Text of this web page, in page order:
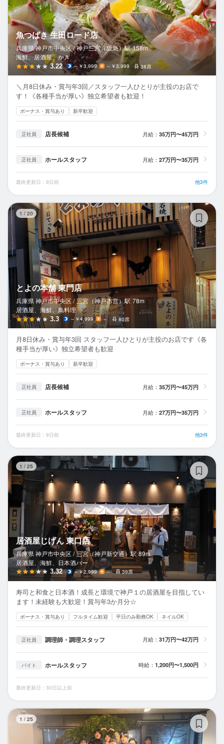
魚つばき 生田ロード店
兵庫県 神戸市中央区 / 神戸三宮（阪急）駅 158m
海鮮、居酒屋、かき
3.22 ～￥3,999 ～￥3,999 38席
＼月8日休み・賞与年3回／スタッフ一人ひとりが主役のお店で
す！《各種手当が厚い》独立希望者も歓迎！
ボーナス・賞与あり 新卒歓迎
正社員 店長候補 月給： 35万円〜45万円
正社員 ホールスタッフ 月給： 27万円〜35万円
最終更新日：9日前 他3件
1 / 20
とよの本舗 東門店
兵庫県 神戸市中央区 / 三宮（神戸市営）駅 78m
居酒屋、海鮮、鳥料理
3.3 ～￥4,999 － 80席
月8日休み・賞与年3回 スタッフ一人ひとりが主役のお店です《各
種手当が厚い》独立希望者も歓迎
ボーナス・賞与あり 新卒歓迎
正社員 店長候補 月給： 35万円〜45万円
正社員 ホールスタッフ 月給： 27万円〜35万円
最終更新日：9日前 他3件
1 / 25
居酒屋じげん 東口店
兵庫県 神戸市中央区 / 三宮（神戸新交通）駅 89m
居酒屋、海鮮、日本酒バー
3.32 ～￥2,999 － 39席
寿司と和食と日本酒！成長と環境で神戸１の居酒屋を目指してい
ます！未経験も大歓迎！賞与年3か月分☆
ボーナス・賞与あり フルタイム歓迎 平日のみ勤務OK ネイルOK
正社員 調理師・調理スタッフ 月給： 31万円〜42万円
バイト ホールスタッフ 時給： 1,200円〜1,500円
最終更新日：30日以上前
1 / 25